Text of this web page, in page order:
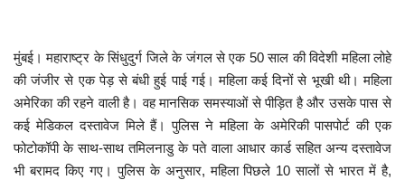
दुनिया
खेल
टेक न्यूज
मुंबई। महाराष्ट्र के सिंधुदुर्ग जिले के जंगल से एक 50 साल की विदेशी महिला लोहे
की जंजीर से एक पेड़ से बंधी हुई पाई गई। महिला कई दिनों से भूखी थी। महिला
अमेरिका की रहने वाली है। वह मानसिक समस्याओं से पीड़ित है और उसके पास से
कई मेडिकल दस्तावेज मिले हैं।पुलिस ने महिला के अमेरिकी पासपोर्ट की एक
फोटोकॉपी के साथ-साथ तमिलनाडु के पते वाला आधार कार्ड सहित अन्य दस्तावेज
भी बरामद किए गए। पुलिस के अनुसार, महिला पिछले 10 सालों से भारत में है,